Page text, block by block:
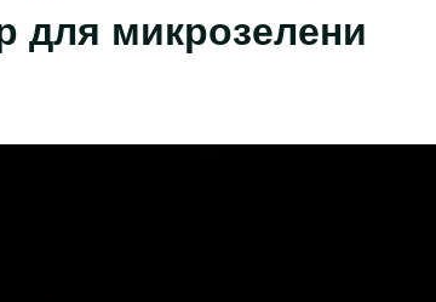
для микрозелени